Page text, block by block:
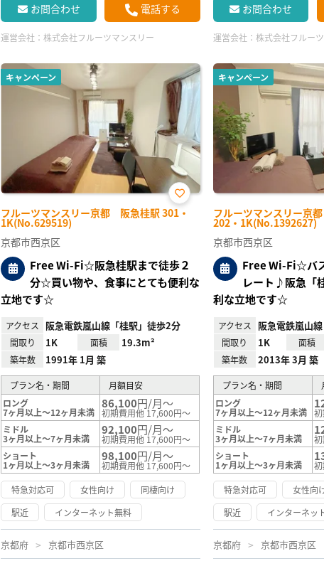
お問合わせ 電話する
運営会社：株式会社フルーツマンスリー
お問合わせ
運営会社： 株式会社フルー
キャンペーン
フルーツマンスリー京都 阪急桂駅 301・
1K(No.629519)
お気
に入
京都市西京区
Free Wi-Fi☆阪急桂駅まで徒歩２
分☆買い物や、食事にとても便利な
立地です☆
アクセス 阪急電鉄嵐山線「桂駅」徒歩2分
間取り 1K 面積 19.3m²
築年数 1991年 1月 築
プラン名・期間
月額目安
ロング
7ヶ月以上～12ヶ月未満
86,100円/月～
初期費用他 17,600円～
ミドル
3ヶ月以上～7ヶ月未満
92,100円/月～
初期費用他 17,600円～
ショート
1ヶ月以上～3ヶ月未満
98,100円/月～
初期費用他 17,600円～
特急対応可
女性向け
同棲向け
駅近
インターネット無料
京都府 京都市西京区
キャンペーン
フルーツマンスリー京
202・1K(No.1392627)
京都市西京区
Free Wi-Fi☆バ
レート♪阪急「
利な立地です☆
アクセス 阪急電鉄嵐山
間取り 1K 面積
築年数 2013年 3月 築
プラン名・期間
ロング
7ヶ月以上～12ヶ月未満
ミドル
3ヶ月以上～7ヶ月未満
ショート
1ヶ月以上～3ヶ月未満
特急対応可
女性向
駅近
インターネッ
京都府 京都市西京区